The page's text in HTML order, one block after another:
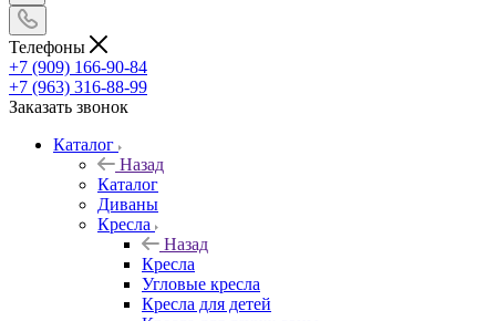
Телефоны
+7 (909) 166-90-84
+7 (963) 316-88-99
Заказать звонок
Каталог
Назад
Каталог
Диваны
Кресла
Назад
Кресла
Угловые кресла
Кресла для детей